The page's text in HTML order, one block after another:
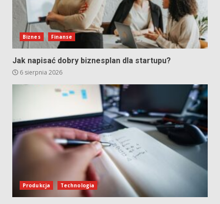
Biznes Finanse
Jak napisać dobry biznesplan dla startupu?
6 sierpnia 2026
Produkcja Technologia